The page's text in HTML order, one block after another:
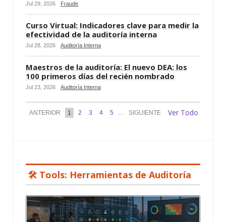
Jul 29, 2026 Fraude
Curso Virtual: Indicadores clave para medir la
efectividad de la auditoría interna
Jul 28, 2026 Auditoría Interna
Maestros de la auditoría: El nuevo DEA: los
100 primeros días del recién nombrado
Jul 23, 2026 Auditoría Interna
ANTERIOR 1 2 3 4 5 … SIGUIENTE Ver Todo
🛠️ Tools: Herramientas de Auditoría